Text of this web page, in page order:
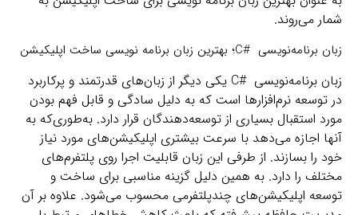
شمار می‌روند.
زبان برنامه‌نویسی #C؛ بهترین زبان برنامه نویسی ساخت اپلیکیشن
زبان برنامه‌نویسی #C یکی دیگر از زبان‌های قدرتمند و پرکاربرد
در توسعه نرم‌افزارها است که به دلیل سادگی و قابل فهم بودن
مورد استقبال بسیاری از توسعه‌دهندگان قرار دارد. به‌طوری‌که به
آنها اجازه می‌دهد با سرعت بیشتری اپلیکیشن‌های مورد نیاز
خود را بسازند. از طرفی این زبان قابلیت اجرا روی پلتفرم‌های
مختلف را دارد. به همین دلیل گزینه مناسبی برای ساخت و
توسعه اپلیکیشن‌های چندپلتفرمی محسوب می‌شود. علاوه بر آن